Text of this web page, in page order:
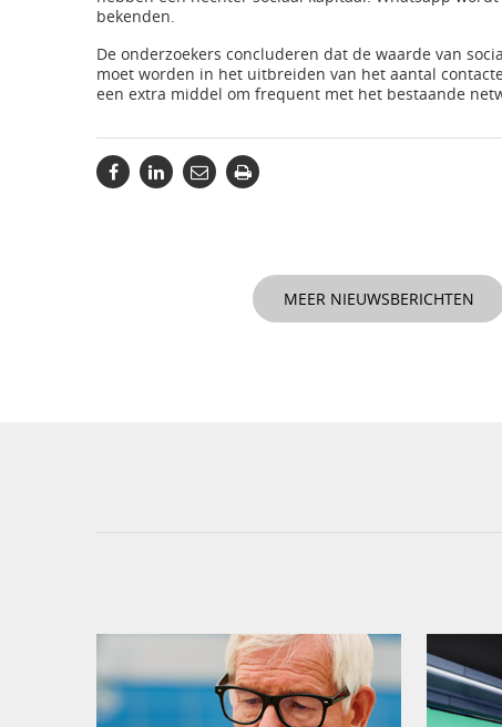
bekenden.
De onderzoekers concluderen dat de waarde van
moet worden in het uitbreiden van het aantal
een extra middel om frequent met het bestaande
MEER NIEUWSBERICHTEN